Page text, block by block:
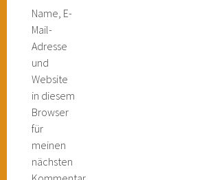
Name, E-
Mail-
Adresse
und
Website
in diesem
Browser
für
meinen
nächsten